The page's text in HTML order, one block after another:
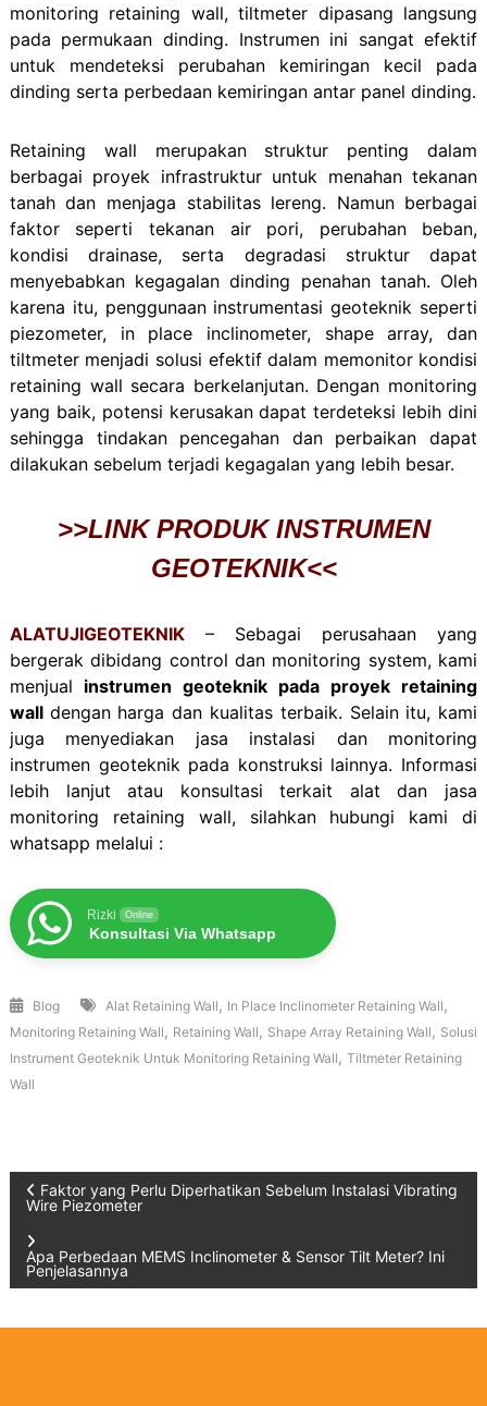
monitoring retaining wall, tiltmeter dipasang langsung
pada permukaan dinding. Instrumen ini sangat efektif
untuk mendeteksi perubahan kemiringan kecil pada
dinding serta perbedaan kemiringan antar panel dinding.
Retaining wall merupakan struktur penting dalam
berbagai proyek infrastruktur untuk menahan tekanan
tanah dan menjaga stabilitas lereng. Namun berbagai
faktor seperti tekanan air pori, perubahan beban,
kondisi drainase, serta degradasi struktur dapat
menyebabkan kegagalan dinding penahan tanah. Oleh
karena itu, penggunaan instrumentasi geoteknik seperti
piezometer, in place inclinometer, shape array, dan
tiltmeter menjadi solusi efektif dalam memonitor kondisi
retaining wall secara berkelanjutan. Dengan monitoring
yang baik, potensi kerusakan dapat terdeteksi lebih dini
sehingga tindakan pencegahan dan perbaikan dapat
dilakukan sebelum terjadi kegagalan yang lebih besar.
>>LINK PRODUK INSTRUMEN
GEOTEKNIK<<
ALATUJIGEOTEKNIK– Sebagai perusahaan yang
bergerak dibidang control dan monitoring system, kami
menjual instrumen geoteknik pada proyek retaining
wall dengan harga dan kualitas terbaik. Selain itu, kami
juga menyediakan jasa instalasi dan monitoring
instrumen geoteknik pada konstruksi lainnya. Informasi
lebih lanjut atau konsultasi terkait alat dan jasa
monitoring retaining wall, silahkan hubungi kami di
whatsapp melalui :
Rizki Online
Konsultasi Via Whatsapp
Blog Alat Retaining Wall, In Place Inclinometer Retaining Wall,
Monitoring Retaining Wall, Retaining Wall, Shape Array Retaining Wall, Solusi
Instrument Geoteknik Untuk Monitoring Retaining Wall, Tiltmeter Retaining
Wall
Post
navigation
Faktor yang Perlu Diperhatikan Sebelum Instalasi Vibrating
Wire Piezometer
Apa Perbedaan MEMS Inclinometer & Sensor Tilt Meter? Ini
Penjelasannya